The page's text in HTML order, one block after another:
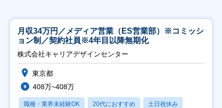
月収34万円／メディア営業（ES営業部）※コミッシ
ョン制／契約社員※4年目以降無期化
株式会社キャリアデザインセンター
東京都
408万~408万
職種・業界未経験OK 20代におすすめ 土日祝休み